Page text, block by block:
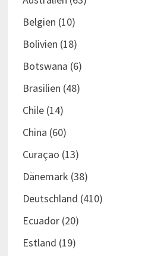
Belgien (10)
Bolivien (18)
Botswana (6)
Brasilien (48)
Chile(14)
China (60)
Curaçao (13)
Dänemark (38)
Deutschland (410)
Ecuador(20)
Estland (19)